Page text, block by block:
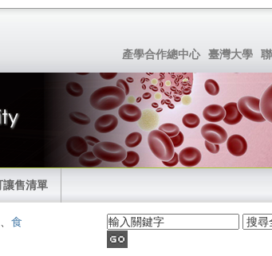
產學合作總中心 臺灣大學
讓售清單
、 食